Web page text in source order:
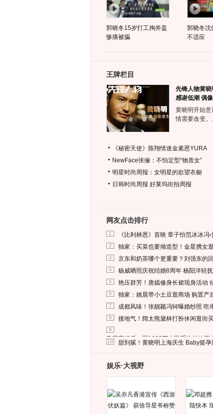
郭晓冬15岁打工掏井盖
惨痛被骗
郭晓冬沈
不适应
王牌栏目
先锋人物黄晓
感谢低潮 偶
黄晓明开始
情需要改变
《秘密天使》陈翔情迷金素恩YURA
NewFace张俪：不怕定型“物质女”
明星时尚周报：女明星的欲望衣橱
日韩时尚周报 好莱坞街拍周报
网友点击排行
1 《比利林恩》首映 章子怡范冰冰冯
2 独家：买菜也要拗造型！金星携女
3 京东和奶茶哪个更重要？刘强东的
4 杨威晒照庆祝结婚8周年 杨阳洋轻
5 艳压群芳！唐嫣修身长裙现身活动
6 独家：姚晨带小土豆逛商场 购置产
7 成都风味！张靓颖冯轲曝婚纱照 吃
8 接地气！阔太熊黛林打扮休闲逛街
9
马蓉离婚后，砸1000万人民币给媒体要
10 甜到腻！黄晓明上海庆生 Baby挺孕
娱乐·大视野